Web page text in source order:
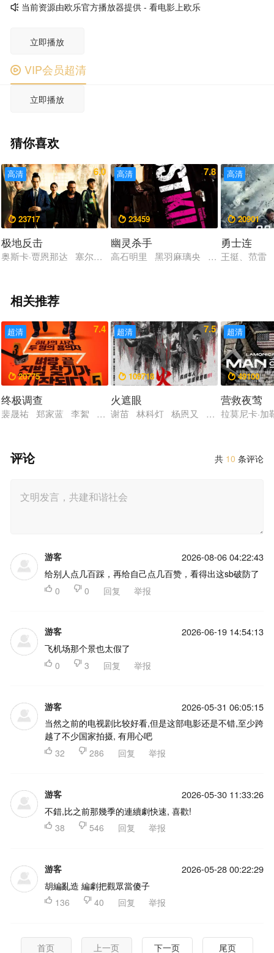
当前资源由欧乐官方播放器提供 - 看电影上欧乐
立即播放
 VIP会员超清
立即播放
猜你喜欢
高清 6.0
 23717
极地反击
奥斯卡·贾恩那达 塞尔吉奥·佩里斯-门切塔 奥斯卡.卡萨斯 路易
高清 7.8
23459
幽灵杀手
高石明里 黑羽麻璃央 三元雅芸
高清
20901
勇士连
王挺、范雷
相关推荐
超清 7.4
20775
终极调查
裴晟祐 郑家蓝 李絮 赵汉哲 尹敬浩
超清 7.5
109718
火遮眼
谢苗 林科灯 杨恩又 黎唯 岩永丞威
超清
49100
营救夜莺
拉莫尼卡·
共 10 条评论
评论
游客 2026-08-06 04:22:43
给别人点几百踩，再给自己点几百赞，看得出这sb破防了
 0  0 回复 举报
游客 2026-06-19 14:54:13
飞机场那个景也太假了
 0  3 回复 举报
游客 2026-05-31 06:05:15
当然之前的电视剧比较好看,但是这部电影还是不错,至少跨
越了不少国家拍摄, 有用心吧
 32  286 回复 举报
游客 2026-05-30 11:33:26
不錯,比之前那幾季的連續劇快速, 喜歡!
 38  546 回复 举报
游客 2026-05-28 00:22:29
胡編亂造 編劇把觀眾當傻子
 136  40 回复 举报
首页 上一页 下一页 尾页